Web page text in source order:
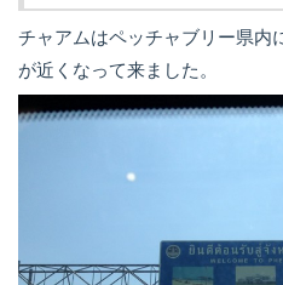
チャアムはペッチャブリー県内
が近くなって来ました。